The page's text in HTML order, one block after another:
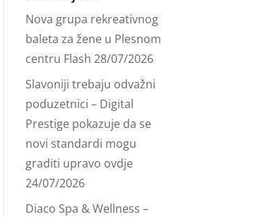
Nova grupa rekreativnog
baleta za žene u Plesnom
centru Flash 28/07/2026
Slavoniji trebaju odvažni
poduzetnici – Digital
Prestige pokazuje da se
novi standardi mogu
graditi upravo ovdje
24/07/2026
Diaco Spa & Wellness –